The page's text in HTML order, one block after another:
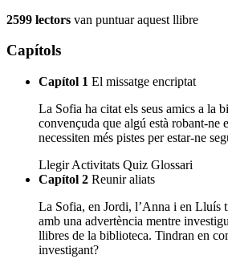
2599 lectors van puntuar aquest llibre
Capítols
Capítol 1 El missatge encriptat
La Sofia ha citat els seus amics a la
convençuda que algú està robant-ne
necessiten més pistes per estar-ne
Llegir Activitats Quiz Glossari
Capítol 2 Reunir aliats
La Sofia, en Jordi, l’Anna i en Lluís
amb una advertència mentre
llibres de la biblioteca. Tindran en
investigant?